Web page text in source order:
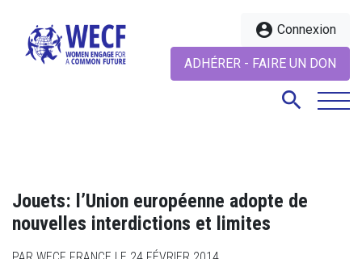
account_circle Connexion
ADHÉRER - FAIRE UN DON
search
Jouets: l’Union européenne adopte de
nouvelles interdictions et limites